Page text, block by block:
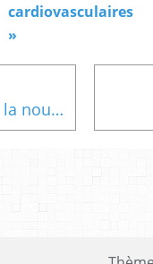
cardiovasculaires
»
Meilleurs voeux pour la nouvelle année